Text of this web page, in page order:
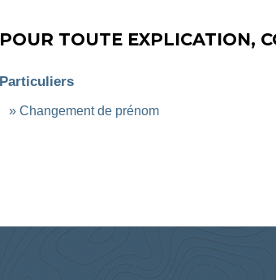
POUR TOUTE EXPLICATION,
Particuliers
Changement de prénom